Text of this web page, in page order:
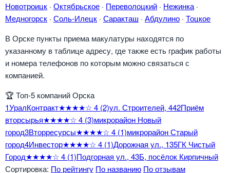
Новотроицк · Октябрьское · Переволоцкий · Нежинка ·
Медногорск · Соль-Илецк · Саракташ · Абдулино · Тоцкое
В Орске пункты приема макулатуры находятся по
указанному в таблице адресу, где также есть график работы
и номера телефонов по которым можно связаться с
компанией.
🏆 Топ-5 компаний Орска
1УралКонтракт★★★★☆ 4 (2)ул. Строителей, 442Приём
вторсырья★★★★☆ 4 (3)микрорайон Новый
город3Вторресурсы★★★★☆ 4 (1)микрорайон Старый
город4Инвестор★★★★☆ 4 (1)Дорожная ул., 135ГК Чистый
Город★★★★☆ 4 (1)Подгорная ул., 43Б, посёлок Кирпичный
Сортировка: По рейтингу По названию По отзывам